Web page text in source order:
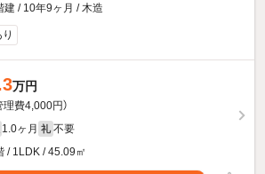
建 / 10年9ヶ月 / 木造
万円
理費4,000円）
1.0ヶ月 礼 不要
/ 1LDK / 45.09㎡